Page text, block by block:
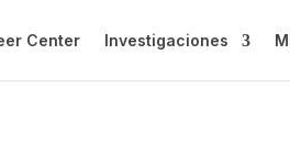
Center Investigaciones